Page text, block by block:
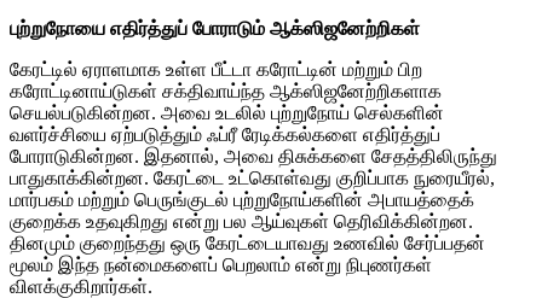
புற்றுநோயை எதிர்த்துப் போராடும் ஆக்ஸிஜனேற்றிகள்
கேரட்டில் ஏராளமாக உள்ள பீட்டா கரோட்டின் மற்றும் பிற
கரோட்டினாய்டுகள் சக்திவாய்ந்த ஆக்ஸிஜனேற்றிகளாக
செயல்படுகின்றன. அவை உடலில் புற்றுநோய் செல்களின்
வளர்ச்சியை ஏற்படுத்தும் ஃப்ரீ ரேடிக்கல்களை எதிர்த்துப்
போராடுகின்றன. இதனால், அவை திசுக்களை சேதத்திலிருந்து
பாதுகாக்கின்றன. கேரட்டை உட்கொள்வது குறிப்பாக நுரையீரல்,
மார்பகம் மற்றும் பெருங்குடல் புற்றுநோய்களின் அபாயத்தைக்
குறைக்க உதவுகிறது என்று பல ஆய்வுகள் தெரிவிக்கின்றன.
தினமும் குறைந்தது ஒரு கேரட்டையாவது உணவில் சேர்ப்பதன்
மூலம் இந்த நன்மைகளைப் பெறலாம் என்று நிபுணர்கள்
விளக்குகிறார்கள்.